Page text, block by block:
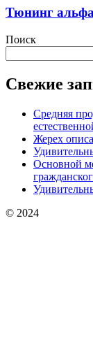
Тюнинг
Поиск
Свежие
Средняя
Жерех
Основной
© 2024